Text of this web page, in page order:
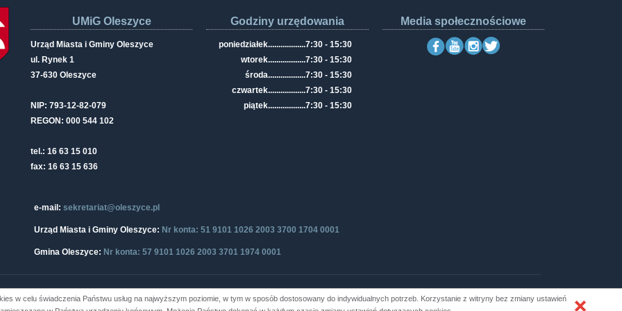
UMiG Oleszyce
Urząd Miasta i Gminy Oleszyce
ul. Rynek 1
37-630 Oleszyce
NIP: 793-12-82-079
REGON: 000 544 102
tel.: 16 63 15 010
fax: 16 63 15 636
Godziny urzędowania
poniedziałek..................7:30 - 15:30
wtorek..................7:30 - 15:30
środa..................7:30 - 15:30
czwartek..................7:30 - 15:30
piątek..................7:30 - 15:30
Media społecznościowe
e-mail: sekretariat@oleszyce.pl
Urząd Miasta i Gminy Oleszyce: Nr konta: 51 9101 1026 2003 3700 1704 0001
Gmina Oleszyce: Nr konta: 57 9101 1026 2003 3701 1974 0001
Oleszyce Produkcja i hosting: ZETO-RZESZÓW
w celu świadczenia Państwu usług na najwyższym poziomie, w tym w sposób dostosowany do indywidualnych potrzeb. Korzystanie z witryny bez zmiany ustawień